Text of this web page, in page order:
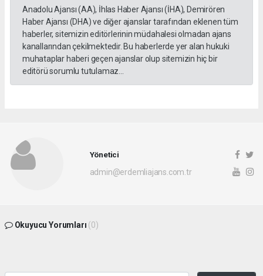
Anadolu Ajansı (AA), İhlas Haber Ajansı (İHA), Demirören
Haber Ajansı (DHA) ve diğer ajanslar tarafından eklenen tüm
haberler, sitemizin editörlerinin müdahalesi olmadan ajans
kanallarından çekilmektedir. Bu haberlerde yer alan hukuki
muhataplar haberi geçen ajanslar olup sitemizin hiç bir
editörü sorumlu tutulamaz...
Yönetici
admin@erdemliajans.com.tr
Okuyucu Yorumları (0)